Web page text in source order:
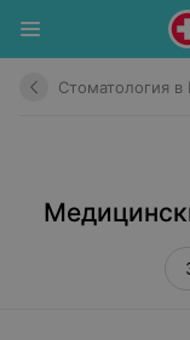
Стоматология